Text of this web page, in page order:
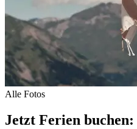
Alle Fotos
Jetzt Ferien buchen: